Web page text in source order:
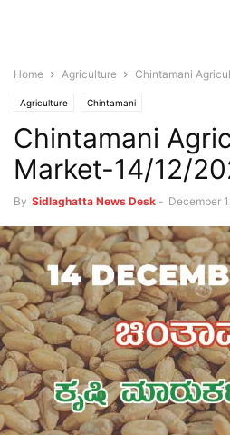
Home Agriculture Chintamani
Agriculture Chintamani
Chintamani
Market-14/12/
By Sidlaghatta News Desk - December